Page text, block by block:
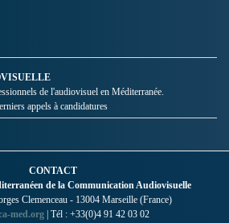
de l'audiovisuel en Méditerranée.
appels à candidatures
CONTACT
de la Communication Audiovisuelle
Clemenceau - 13004 Marseille (France)
med.org | Tél : +33(0)4 91 42 03 02